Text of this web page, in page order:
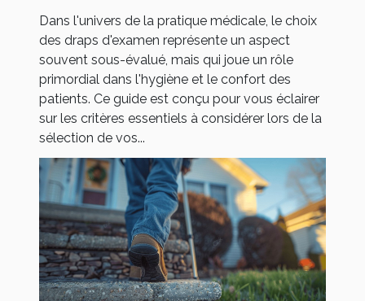
Dans l'univers de la pratique médicale, le choix
des draps d'examen représente un aspect
souvent sous-évalué, mais qui joue un rôle
primordial dans l'hygiène et le confort des
patients. Ce guide est conçu pour vous éclairer
sur les critères essentiels à considérer lors de la
sélection de vos...